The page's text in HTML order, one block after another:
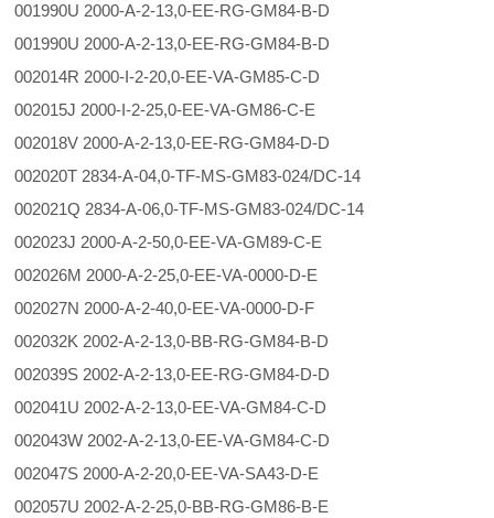
001990U 2000-A-2-13,0-EE-RG-GM84-B-D
001990U 2000-A-2-13,0-EE-RG-GM84-B-D
002014R 2000-I-2-20,0-EE-VA-GM85-C-D
002015J 2000-I-2-25,0-EE-VA-GM86-C-E
002018V 2000-A-2-13,0-EE-RG-GM84-D-D
002020T 2834-A-04,0-TF-MS-GM83-024/DC-14
002021Q 2834-A-06,0-TF-MS-GM83-024/DC-14
002023J 2000-A-2-50,0-EE-VA-GM89-C-E
002026M 2000-A-2-25,0-EE-VA-0000-D-E
002027N 2000-A-2-40,0-EE-VA-0000-D-F
002032K 2002-A-2-13,0-BB-RG-GM84-B-D
002039S 2002-A-2-13,0-EE-RG-GM84-D-D
002041U 2002-A-2-13,0-EE-VA-GM84-C-D
002043W 2002-A-2-13,0-EE-VA-GM84-C-D
002047S 2000-A-2-20,0-EE-VA-SA43-D-E
002057U 2002-A-2-25,0-BB-RG-GM86-B-E